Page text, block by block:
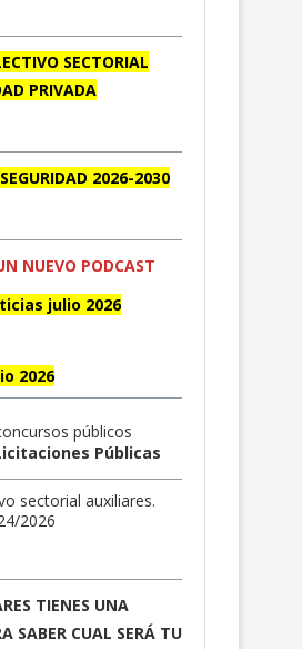
SECTORIAL
PRIVADA
2026-2030
NUEVO PODCAST
julio 2026
2026
Públicas
sectorial auxiliares.
2026
TIENES UNA
SABER CUAL SERÁ TU